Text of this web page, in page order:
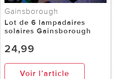
Gainsborough
Lot de 6 lampadaires
solaires Gainsborough
24,99
Voir l’article